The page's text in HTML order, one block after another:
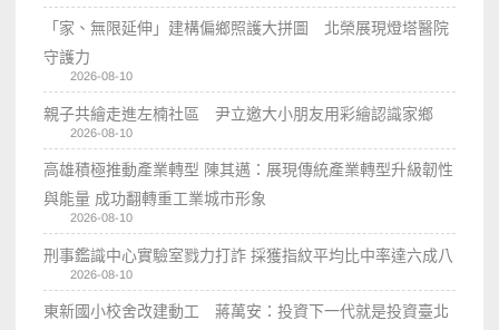
「家、無限延伸」建構偏鄉照護大拼圖 北榮展現燈塔醫院
守護力
2026-08-10
親子共繪走進左楠社區 尹立邀大小朋友用彩繪認識家鄉
2026-08-10
高雄積極推動產業轉型 陳其邁：展現傳統產業轉型升級韌性
與能量 成功翻轉重工業城市形象
2026-08-10
刑事鑑識中心實驗室戮力打詐 採獲指紋平均比中率達六成八
2026-08-10
東新國小校舍改建動工 蔣萬安：投資下一代就是投資臺北